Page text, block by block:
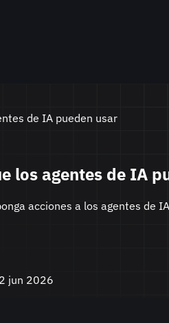
de IA pueden usar
los agentes de IA
acciones a los agentes de
jun 2026